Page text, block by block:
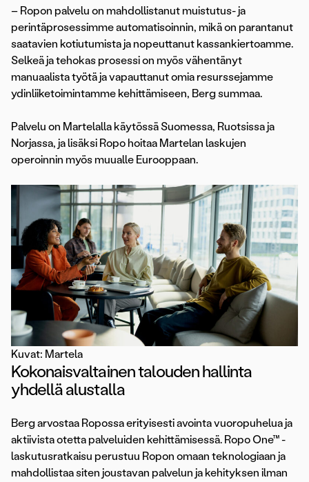
– Ropon palvelu on mahdollistanut muistutus- ja
perintäprosessimme automatisoinnin, mikä on parantanut
saatavien kotiutumista ja nopeuttanut kassankiertoamme.
Selkeä ja tehokas prosessi on myös vähentänyt
manuaalista työtä ja vapauttanut omia resurssejamme
ydinliiketoimintamme kehittämiseen, Berg summaa.
Palvelu on Martelalla käytössä Suomessa, Ruotsissa ja
Norjassa, ja lisäksi Ropo hoitaa Martelan laskujen
operoinnin myös muualle Eurooppaan.
Kuvat: Martela
Kokonaisvaltainen talouden hallinta
yhdellä alustalla
Berg arvostaa Ropossa erityisesti avointa vuoropuhelua ja
aktiivista otetta palveluiden kehittämisessä. Ropo One™ -
laskutusratkaisu perustuu Ropon omaan teknologiaan ja
mahdollistaa siten joustavan palvelun ja kehityksen ilman